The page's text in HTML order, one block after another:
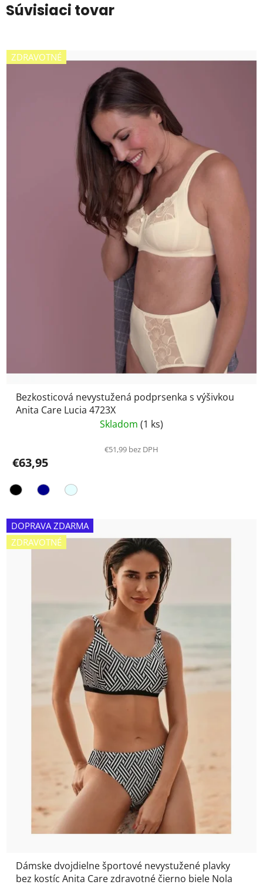
Súvisiaci tovar
ZDRAVOTNÉ
Bezkosticová nevystužená podprsenka s výšivkou
Anita Care Lucia 4723X
Skladom (1 ks)
€51,99 bez DPH
€63,95
DOPRAVA ZDARMA
ZDRAVOTNÉ
Dámske dvojdielne športové nevystužené plavky
bez kostíc Anita Care zdravotné čierno biele Nola